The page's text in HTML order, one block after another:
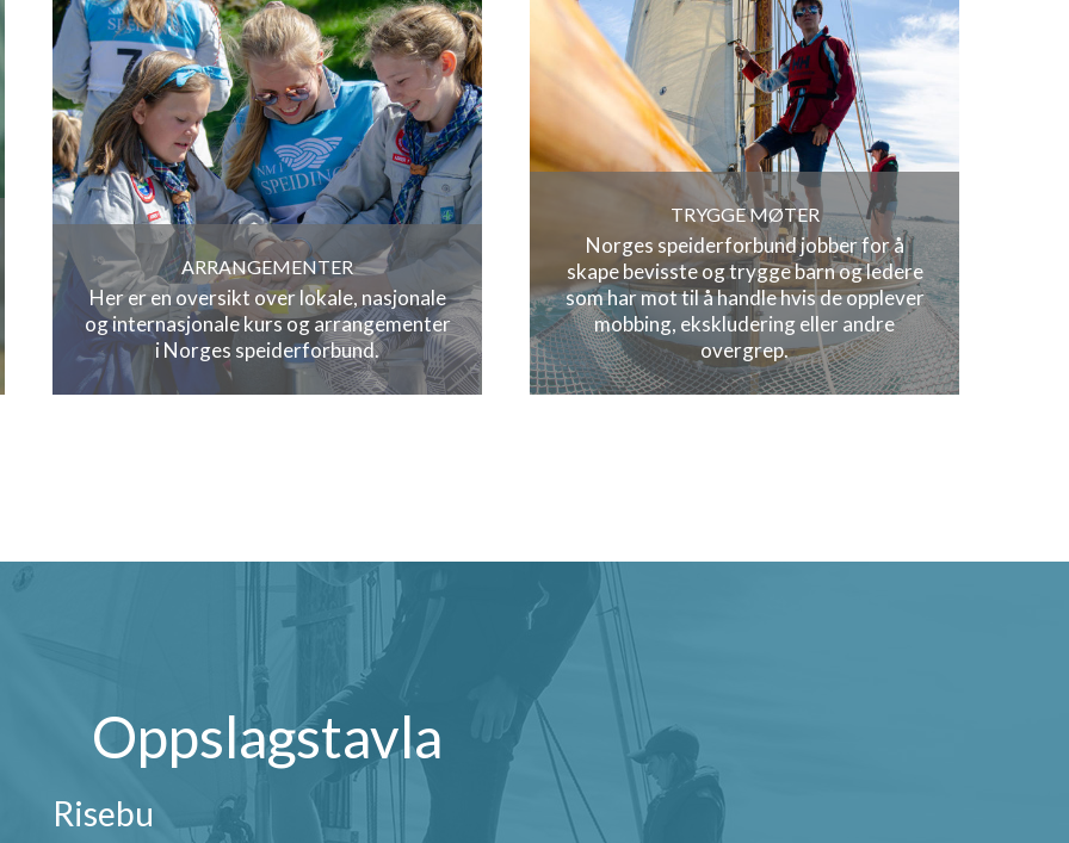
ARRANGEMENTER
Her er en oversikt over lokale, nasjonale
og internasjonale kurs og arrangementer
i Norges speiderforbund.
TRYGGE MØTER
Norges speiderforbund jobber for å
skape bevisste og trygge barn og ledere
som har mot til å handle hvis de opplever
mobbing, ekskludering eller andre
overgrep.
Oppslagstavla
Risebu